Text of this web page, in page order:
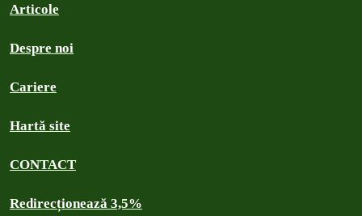
Articole
Despre noi
Cariere
Hartă site
CONTACT
Redirecționează 3,5%